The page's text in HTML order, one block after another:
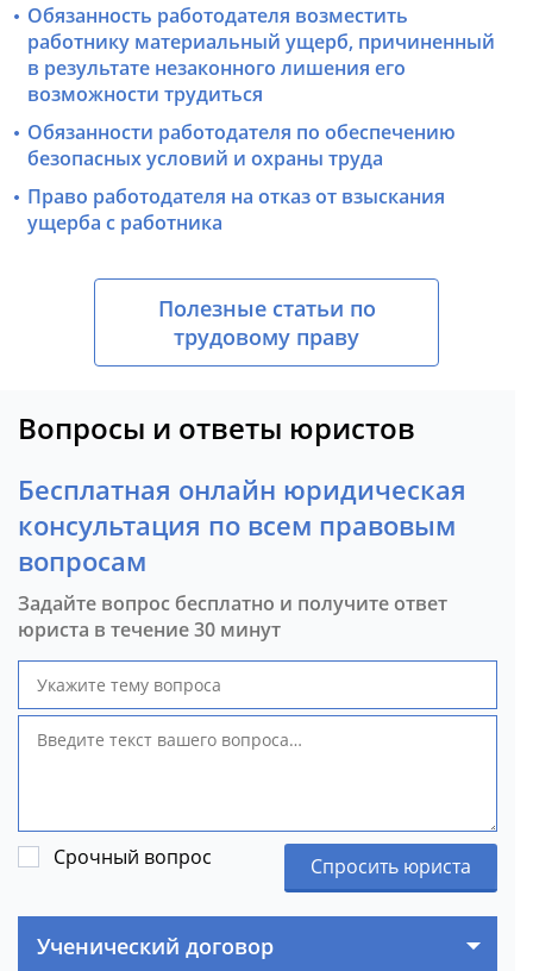
Обязанность работодателя возместить
работнику материальный ущерб, причиненный
в результате незаконного лишения его
возможности трудиться
Обязанности работодателя по обеспечению
безопасных условий и охраны труда
Право работодателя на отказ от взыскания
ущерба с работника
Полезные статьи по
трудовому праву
Вопросы и ответы юристов
Бесплатная онлайн юридическая
консультация по всем правовым
вопросам
Задайте вопрос бесплатно и получите ответ
юриста в течение 30 минут
Срочный вопрос Спросить юриста
Ученический договор